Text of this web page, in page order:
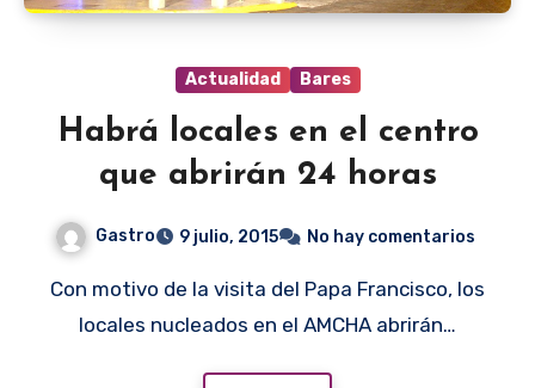
Actualidad Bares
Habrá locales en el centro
que abrirán 24 horas
Gastro 9 julio, 2015 No hay comentarios
Con motivo de la visita del Papa Francisco, los
locales nucleados en el AMCHA abrirán…